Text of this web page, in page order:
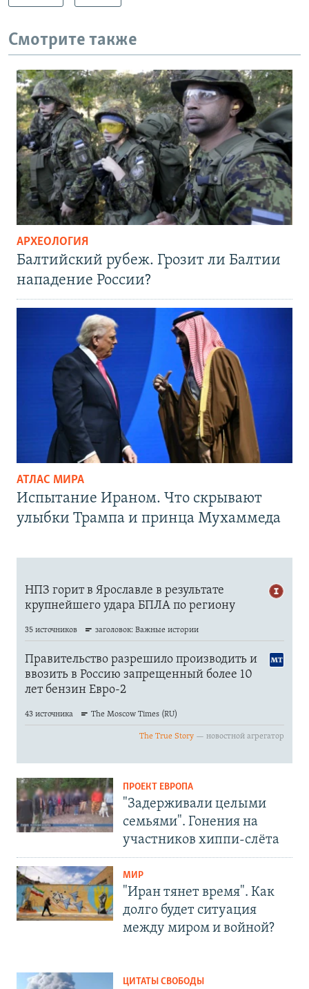
Смотрите также
АРХЕОЛОГИЯ
Балтийский рубеж. Грозит ли Балтии
нападение России?
АТЛАС МИРА
Испытание Ираном. Что скрывают
улыбки Трампа и принца Мухаммеда
ПРОЕКТ ЕВРОПА
"Задерживали целыми
семьями". Гонения на
участников хиппи-слёта
МИР
"Иран тянет время". Как
долго будет ситуация
между миром и войной?
ЦИТАТЫ СВОБОДЫ